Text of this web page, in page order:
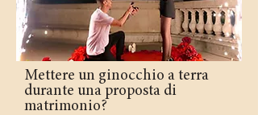
Mettere un ginocchio a terra
durante una proposta di
matrimonio?